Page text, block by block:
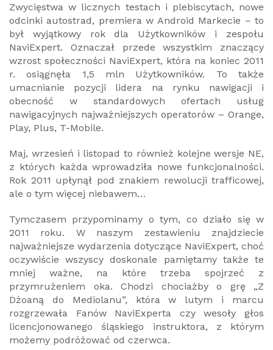
Zwycięstwa w licznych testach i plebiscytach, nowe
odcinki autostrad, premiera w Android Markecie – to
był wyjątkowy rok dla Użytkowników i zespołu
NaviExpert. Oznaczał przede wszystkim znaczący
wzrost społeczności NaviExpert, która na koniec 2011
r. osiągnęła 1,5 mln Użytkowników. To także
umacnianie pozycji lidera na rynku nawigacji i
obecność w standardowych ofertach usług
nawigacyjnych najważniejszych operatorów – Orange,
Play, Plus, T-Mobile.
Maj, wrzesień i listopad to również kolejne wersje NE,
z których każda wprowadziła nowe funkcjonalności.
Rok 2011 upłynął pod znakiem rewolucji trafficowej,
ale o tym więcej niebawem…
Tymczasem przypominamy o tym, co działo się w
2011 roku. W naszym zestawieniu znajdziecie
najważniejsze wydarzenia dotyczące NaviExpert, choć
oczywiście wszyscy doskonale pamiętamy także te
mniej ważne, na które trzeba spojrzeć z
przymrużeniem oka. Chodzi chociażby o grę „Z
Dżoaną do Mediolanu”, która w lutym i marcu
rozgrzewała Fanów NaviExperta czy wesoły głos
licencjonowanego śląskiego instruktora, z którym
możemy podróżować od czerwca.